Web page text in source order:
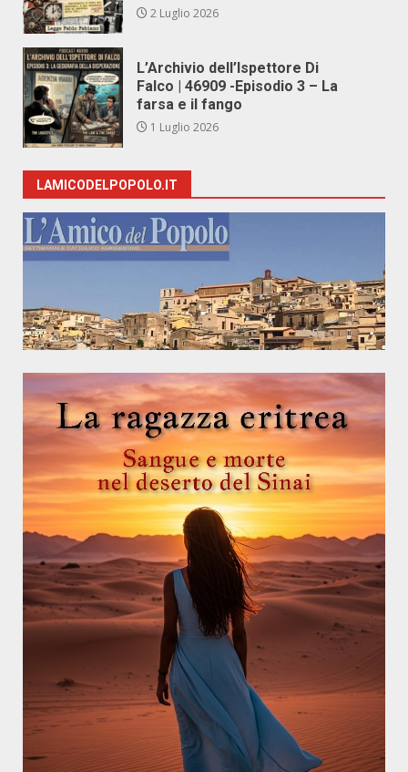
2 Luglio 2026
L’Archivio dell’Ispettore Di
Falco | 46909 -Episodio 3 – La
farsa e il fango
1 Luglio 2026
LAMICODELPOPOLO.IT